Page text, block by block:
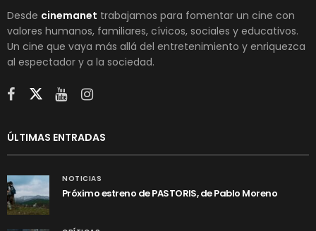
Desde cinemanet trabajamos para fomentar un cine con
valores humanos, familiares, cívicos, sociales y educativos.
Un cine que vaya más allá del entretenimiento y enriquezca
al espectador y a la sociedad.
ÚLTIMAS ENTRADAS
NOTICIAS
Próximo estreno de PASTORIS, de Pablo Moreno